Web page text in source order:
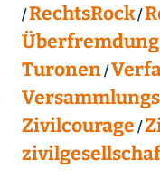
RechtsRock
Überfremdung
Turonen
Zivilcourage